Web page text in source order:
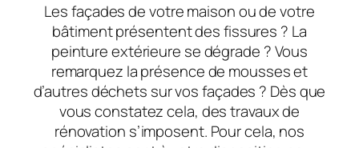
Les façades de votre maison ou de votre
bâtiment présentent des fissures ? La
peinture extérieure se dégrade ? Vous
remarquez la présence de mousses et
d’autres déchets sur vos façades ? Dès que
vous constatez cela, des travaux de
rénovation s’imposent. Pour cela, nos